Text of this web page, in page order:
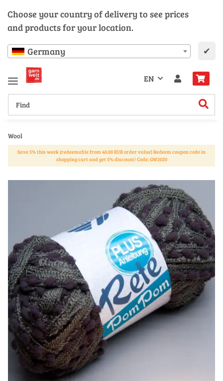
Choose your country of delivery to see prices
and products for your location.
Germany ✔
EN
Wool
Save 5% this week (redeemable from 40.00 EUR order value) Redeem coupon code in
shopping cart and get 5% discount! Code: GW2020